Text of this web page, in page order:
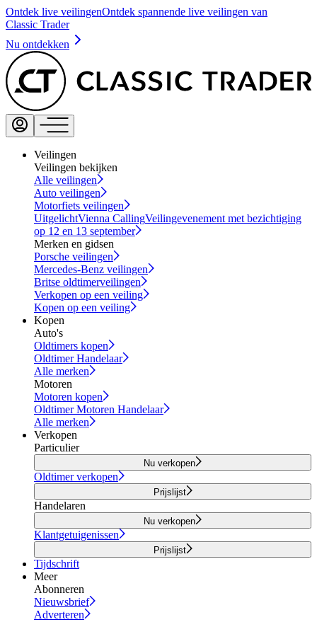
Ontdek live veilingenOntdek spannende live veilingen van
Classic Trader
Nu ontdekken
Veilingen
Veilingen bekijken
Alle veilingen
Auto veilingen
Motorfiets veilingen
UitgelichtVienna CallingVeilingevenement met bezichtiging
op 12 en 13 september
Merken en gidsen
Porsche veilingen
Mercedes-Benz veilingen
Britse oldtimerveilingen
Verkopen op een veiling
Kopen op een veiling
Kopen
Auto's
Oldtimers kopen
Oldtimer Handelaar
Alle merken
Motoren
Motoren kopen
Oldtimer Motoren Handelaar
Alle merken
Verkopen
Particulier
Nu verkopen
Oldtimer verkopen
Prijslijst
Handelaren
Nu verkopen
Klantgetuigenissen
Prijslijst
Tijdschrift
Meer
Abonneren
Nieuwsbrief
Adverteren